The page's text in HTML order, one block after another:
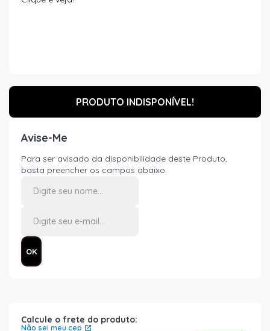
PRODUTO INDISPONÍVEL!
Avise-Me
Para ser avisado da disponibilidade deste Produto,
basta preencher os campos abaixo.
Calcule o frete do produto:
Não sei meu cep